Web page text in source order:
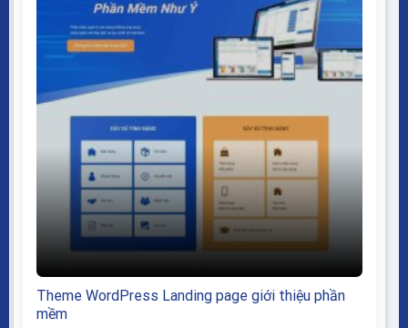
Theme WordPress Landing page giới thiệu phần
mềm